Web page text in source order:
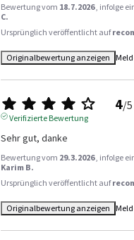
Bewertung vom 18.7.2026 , infolge
C.
Ursprünglich veröffentlicht auf
Originalbewertung anzeigen
4/5
Verifizierte Bewertung
Sehr gut, danke
Bewertung vom 29.3.2026 , infolge
Karim B.
Ursprünglich veröffentlicht auf
Originalbewertung anzeigen